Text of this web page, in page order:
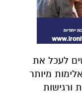
לעכל את
מיותר
ורגישות